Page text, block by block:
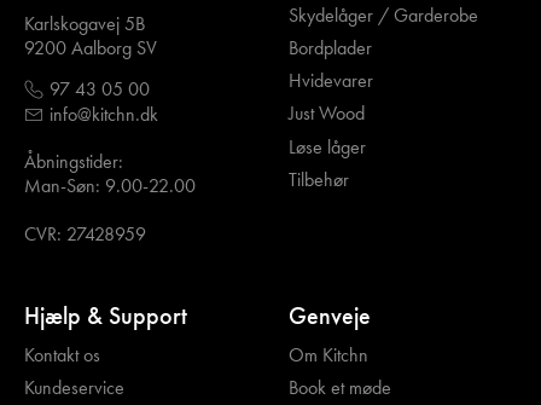
Karlskogavej 5B
9200 Aalborg SV
97 43 05 00
info@kitchn.dk
Åbningstider:
Man-Søn: 9.00-22.00
CVR: 27428959
Skydelåger / Garderobe
Bordplader
Hvidevarer
Just Wood
Løse låger
Tilbehør
Hjælp & Support
Kontakt os
Kundeservice
Genveje
Om Kitchn
Book et møde